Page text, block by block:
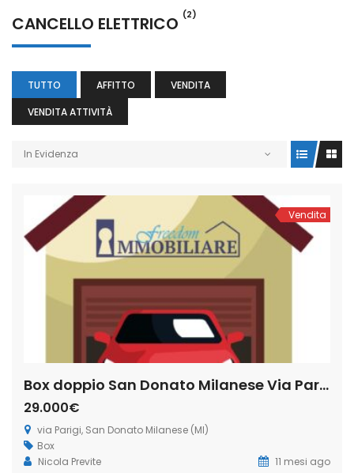
CANCELLO ELETTRICO (2)
TUTTO AFFITTO
VENDITA
VENDITA ATTIVITÀ
In Evidenza
Vendita
Box doppio San Donato Milanese Via Parigi (Rif. SDIFN95)
29.000€
via Parigi, San Donato Milanese (MI)
Box
Nicola Previte
11 mesi ago